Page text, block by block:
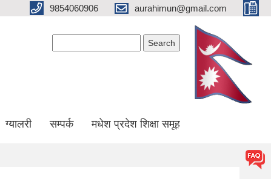
9854060906 aurahimun@gmail.com
ग्यालरी सम्पर्क मधेश प्रदेश शिक्षा समूह